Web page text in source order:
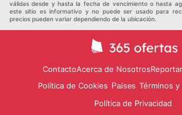
válidas desde y hasta la fecha de vencimiento o hasta
este sitio es informativo y no puede ser usado para
precios pueden variar dependiendo de la ubicación.
ContactoAcerca de Nosotros
Política de Cookies Países Términos
Política de Privacidad